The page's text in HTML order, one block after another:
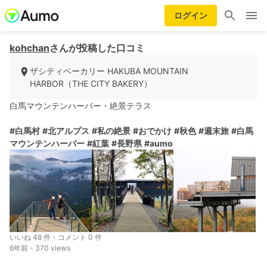
ログイン
kohchanさんが投稿した口コミ
ザシティベーカリー HAKUBA MOUNTAIN
HARBOR（THE CITY BAKERY）
白馬マウンテンハーバー・絶景テラス
#白馬村 #北アルプス #私の絶景 #おでかけ #秋色 #週末旅 #白馬
マウンテンハーバー #紅葉 #長野県 #aumo
いいね 48 件・コメント 0 件
6年前・370 views